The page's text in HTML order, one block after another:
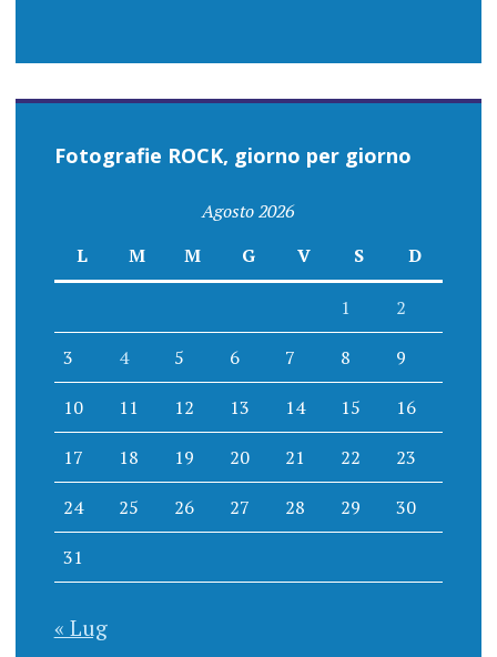
Fotografie ROCK, giorno per giorno
Agosto 2026
L
M M G V S D
1 2
3 4 5 6 7 8 9
10 11 12 13 14 15 16
17 18 19 20 21 22 23
24 25 26 27 28 29 30
31
« Lug